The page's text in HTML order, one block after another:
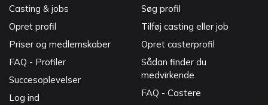
Casting & jobs
Opret profil
Priser og medlemskaber
FAQ - Profiler
Succesoplevelser
Log ind
Søg profil
Tilføj casting eller job
Opret casterprofil
Sådan finder du
medvirkende
FAQ - Castere